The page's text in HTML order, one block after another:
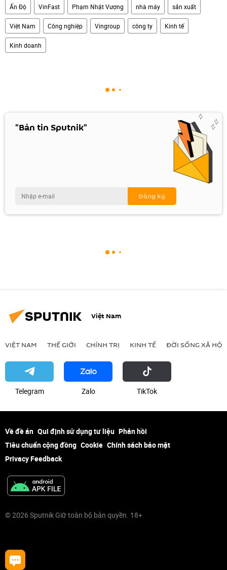
Ấn Độ VinFast Phạm Nhật Vượng nhà máy sản xuất
Việt Nam Công nghiệp Vingroup công ty Kinh tế
Kinh doanh
"Bản tin Sputnik"
Việt Nam
VIỆT NAM THẾ GIỚI CHÍNH TRỊ KINH TẾ ĐỜI SỐNG XÃ HỘI
Telegram Zalo ТikТоk
Về đề án Qui định sử dụng tư liệu Phản hồi
Tiêu chuẩn cộng đồng Cookie Chính sách bảo mật
Privacy Feedback
© 2026 Sputnik Giữ toàn bộ bản quyền. 18+